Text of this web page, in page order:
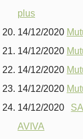
plus
14/12/2020
14/12/2020
14/12/2020
14/12/2020
14/12/2020
AVIVA